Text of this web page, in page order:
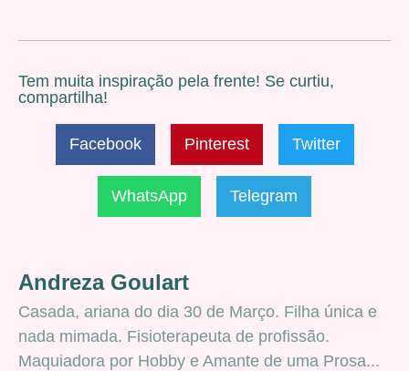
Tem muita inspiração pela frente! Se curtiu,
compartilha!
Facebook Pinterest Twitter
WhatsApp Telegram
Andreza Goulart
Casada, ariana do dia 30 de Março. Filha única e
nada mimada. Fisioterapeuta de profissão.
Maquiadora por Hobby e Amante de uma Prosa...